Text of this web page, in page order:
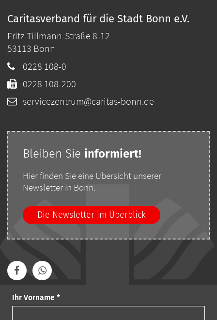
Ihr Vorname *
Caritasverband für die Stadt Bonn e.V.
Fritz-Tillmann-Straße 8-12
53113 Bonn
0228 108-0
0228 108-200
servicezentrum@caritas-bonn.de
Bleiben Sie informiert!
Hier finden Sie eine Übersicht unserer
Newsletter in Bonn.
Die Newsletter im Überblick